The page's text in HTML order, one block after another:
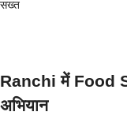
Ranchi में Food
अभियान